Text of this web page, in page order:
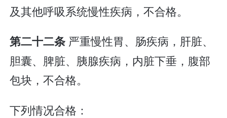
及其他呼吸系统慢性疾病，不合格。
第二十二条 严重慢性胃、肠疾病，肝脏、
胆囊、脾脏、胰腺疾病，内脏下垂，腹部
包块，不合格。
下列情况合格：